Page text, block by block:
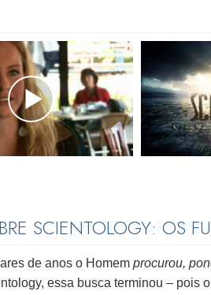
SCIENTOLOGY: OS
de anos o Homem procurou,
essa busca terminou – pois